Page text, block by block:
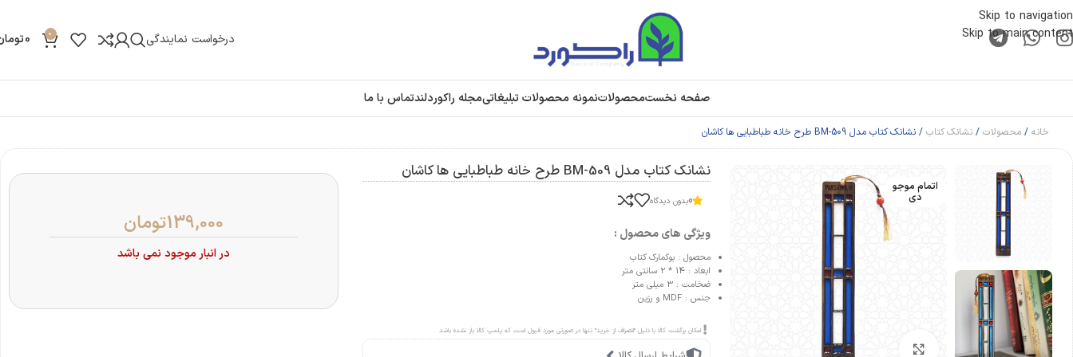
Skip to navigation
Skip to main content
درخواست نمایندگی 0
0
صفحه نخستمحصولاتنمونه محصولات تبلیغاتیمجله راکوردلندتماس با ما
خانه محصولات نشانک کتاب نشانک کتاب مدل BM-509 طرح خانه طباطبایی ها کاشان
اتمام موجو
دی
بزرگنمایی تصویر
نشانک کتاب مدل BM-509 طرح خانه طباطبایی ها کاشان
0بدون دیدگاه
ویژگی های محصول :
محصول : بوکمارک کتاب
ابعاد : 14 * 2 سانتی متر
ضخامت : 3 میلی متر
جنس : MDF و رزین
امکان برگشت کالا با دلیل "انصراف از خرید" تنها در صورتی مورد قبول است که پلمپ کالا باز نشده باشد
139,000تومان
در انبار موجود نمی باشد